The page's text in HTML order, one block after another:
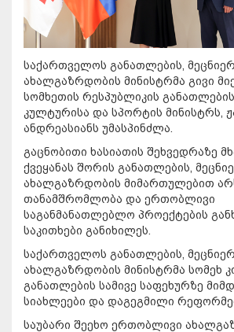
საქართველოს განათლების,
ახალგაზრდობის მინისტრმა გივი
სომხეთის რესპუბლიკის
კულტურისა და სპორტის მინისტრს,
ანდრეასიანს უმასპინძლა.
გაცნობითი ხასიათის შეხვედრაზე
ქვეყანას შორის განათლების,
ახალგაზრდობის მიმართულებით
თანამშრომლობა და ერთობლივი
საგანმანათლებლო პროექტების
საკითხები განიხილეს.
საქართველოს განათლების,
ახალგაზრდობის მინისტრმა სომეხ
განათლების სამივე საფეხურზე
სიახლეები და დაგეგმილი
საუბარი შეეხო ერთობლივი